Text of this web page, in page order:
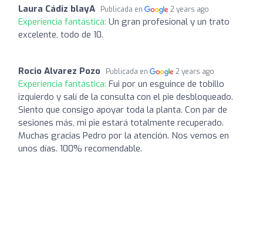
Laura Cádiz blayA Publicada en 2 years ago
Experiencia fantástica: Un gran profesional y un trato
excelente, todo de 10.
Rocio Alvarez Pozo Publicada en 2 years ago
Experiencia fantástica: Fui por un esguince de tobillo
izquierdo y salí de la consulta con el pie desbloqueado.
Siento que consigo apoyar toda la planta. Con par de
sesiones más, mi pie estará totalmente recuperado.
Muchas gracias Pedro por la atención. Nos vemos en
unos días. 100% recomendable.